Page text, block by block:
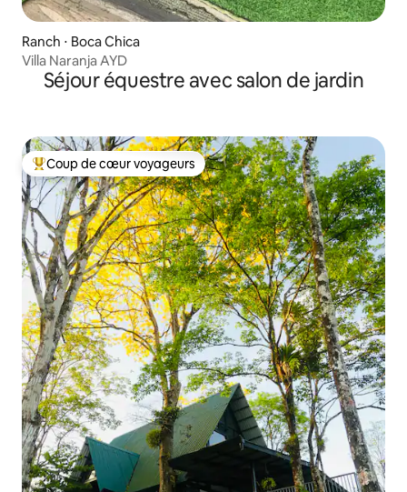
Ranch ⋅ Boca Chica
Villa Naranja AYD
Séjour équestre avec salon de jardin
Coups de cœur voyageurs les plus appréciés
Coup de cœur voyageurs